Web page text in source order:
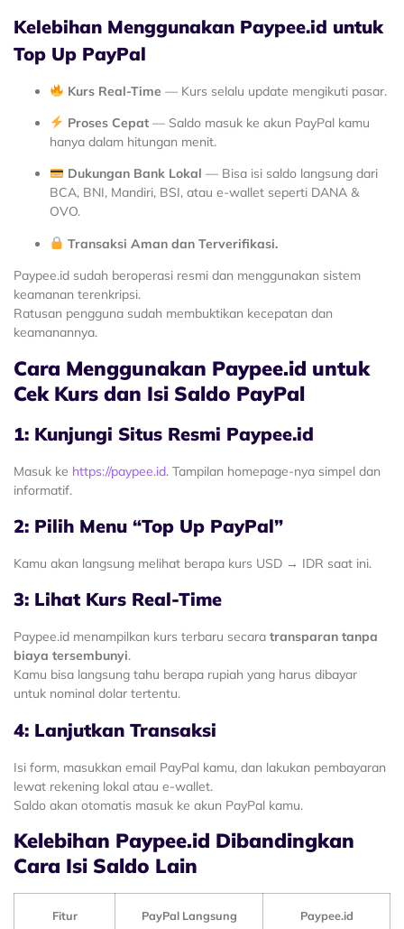
Kelebihan Menggunakan Paypee.id untuk
Top Up PayPal
Kurs Real-Time — Kurs selalu update mengikuti pasar.
Proses Cepat— Saldo masuk ke akun PayPal kamu
hanya dalam hitungan menit.
Dukungan Bank Lokal — Bisa isi saldo langsung dari
BCA, BNI, Mandiri, BSI, atau e-wallet seperti DANA &
OVO.
Transaksi Aman dan Terverifikasi.
Paypee.id sudah beroperasi resmi dan menggunakan sistem
keamanan terenkripsi.
Ratusan pengguna sudah membuktikan kecepatan dan
keamanannya.
Cara Menggunakan Paypee.id untuk
Cek Kurs dan Isi Saldo PayPal
1: Kunjungi Situs Resmi Paypee.id
Masuk ke https://paypee.id. Tampilan homepage-nya simpel dan
informatif.
2: Pilih Menu “Top Up PayPal”
Kamu akan langsung melihat berapa kurs USD → IDR saat ini.
3: Lihat Kurs Real-Time
Paypee.id menampilkan kurs terbaru secara transparan tanpa
biaya tersembunyi.
Kamu bisa langsung tahu berapa rupiah yang harus dibayar
untuk nominal dolar tertentu.
4: Lanjutkan Transaksi
Isi form, masukkan email PayPal kamu, dan lakukan pembayaran
lewat rekening lokal atau e-wallet.
Saldo akan otomatis masuk ke akun PayPal kamu.
Kelebihan Paypee.id Dibandingkan
Cara Isi Saldo Lain
Fitur PayPal Langsung Paypee.id